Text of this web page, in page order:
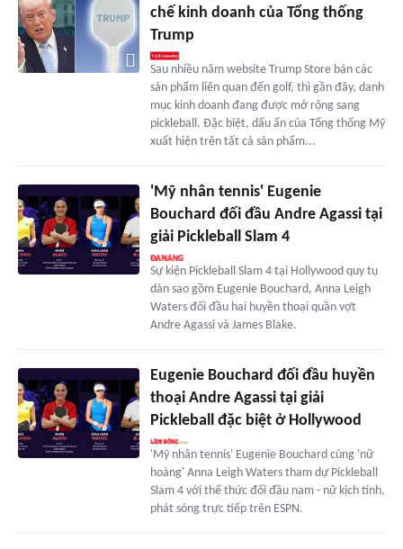
chế kinh doanh của Tổng thống
Trump
Sau nhiều năm website Trump Store bán các
sản phẩm liên quan đến golf, thì gần đây, danh
mục kinh doanh đang được mở rộng sang
pickleball. Đặc biệt, dấu ấn của Tổng thống Mỹ
xuất hiện trên tất cả sản phẩm...
'Mỹ nhân tennis' Eugenie
Bouchard đối đầu Andre Agassi tại
giải Pickleball Slam 4
Sự kiện Pickleball Slam 4 tại Hollywood quy tụ
dàn sao gồm Eugenie Bouchard, Anna Leigh
Waters đối đầu hai huyền thoại quần vợt
Andre Agassi và James Blake.
Eugenie Bouchard đối đầu huyền
thoại Andre Agassi tại giải
Pickleball đặc biệt ở Hollywood
'Mỹ nhân tennis' Eugenie Bouchard cùng 'nữ
hoàng' Anna Leigh Waters tham dự Pickleball
Slam 4 với thể thức đối đầu nam - nữ kịch tính,
phát sóng trực tiếp trên ESPN.